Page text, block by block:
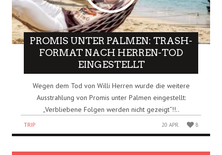
PROMIS UNTER PALMEN: TRASH-
FORMAT NACH HERREN-TOD
EINGESTELLT
Wegen dem Tod von Willi Herren wurde die weitere
Ausstrahlung von Promis unter Palmen eingestellt:
„Verbliebene Folgen werden nicht gezeigt“!!..
TRIP 20 APR. 8